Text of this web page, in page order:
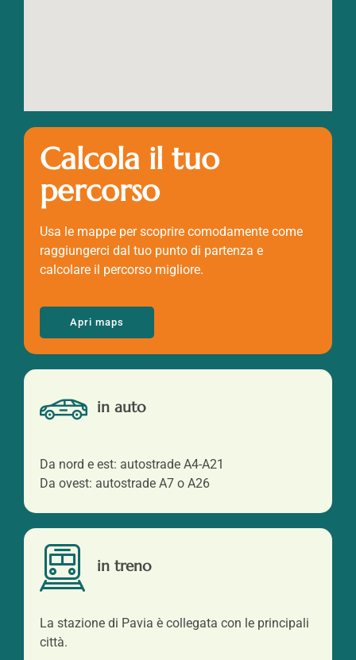
Calcola il tuo
percorso
Usa le mappe per scoprire comodamente come
raggiungerci dal tuo punto di partenza e
calcolare il percorso migliore.
Apri maps
in auto
Da nord e est: autostrade A4-A21
Da ovest: autostrade A7 o A26
in treno
La stazione di Pavia è collegata con le principali
città.